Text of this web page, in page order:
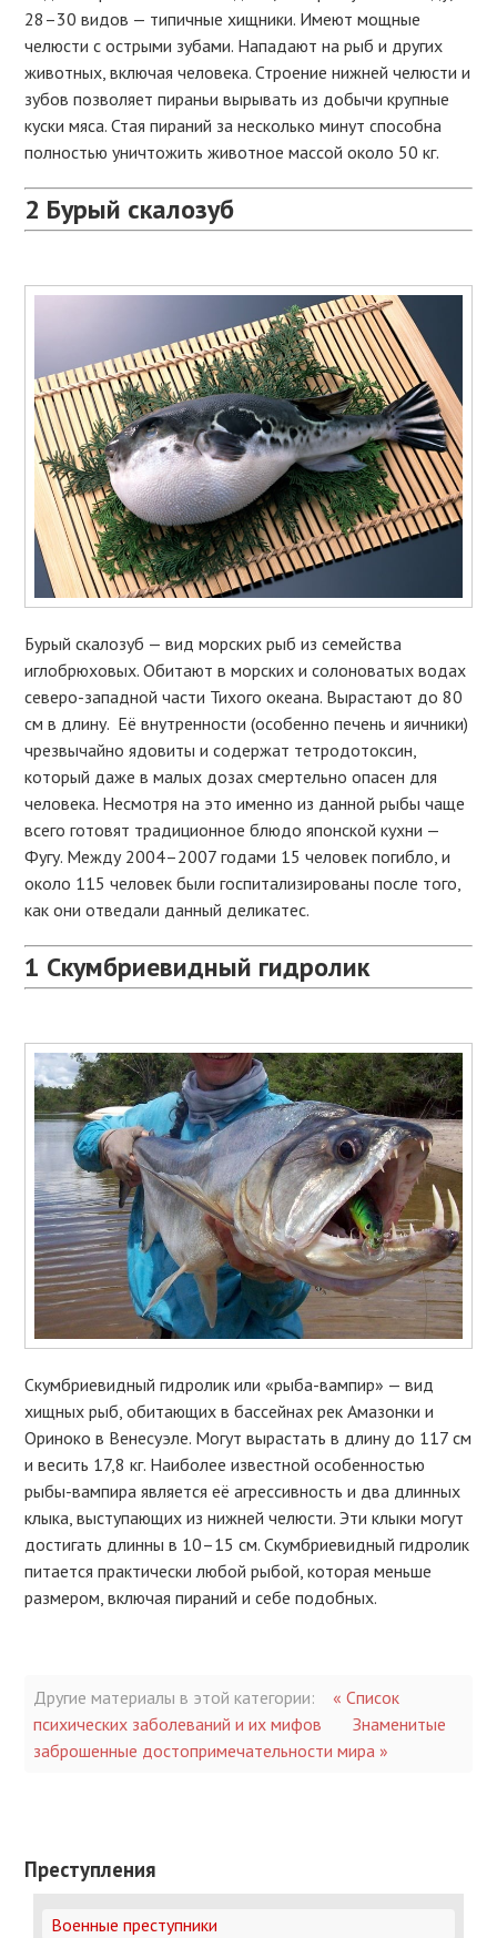
28–30 видов — типичные хищники. Имеют мощные
челюсти с острыми зубами. Нападают на рыб и других
животных, включая человека. Строение нижней челюсти и
зубов позволяет пираньи вырывать из добычи крупные
куски мяса. Стая пираний за несколько минут способна
полностью уничтожить животное массой около 50 кг.
2 Бурый скалозуб
Бурый скалозуб — вид морских рыб из семейства
иглобрюховых. Обитают в морских и солоноватых водах
северо-западной части Тихого океана. Вырастают до 80
см в длину. Её внутренности (особенно печень и яичники)
чрезвычайно ядовиты и содержат тетродотоксин,
который даже в малых дозах смертельно опасен для
человека. Несмотря на это именно из данной рыбы чаще
всего готовят традиционное блюдо японской кухни —
Фугу. Между 2004–2007 годами 15 человек погибло, и
около 115 человек были госпитализированы после того,
как они отведали данный деликатес.
1 Скумбриевидный гидролик
Скумбриевидный гидролик или «рыба-вампир» — вид
хищных рыб, обитающих в бассейнах рек Амазонки и
Ориноко в Венесуэле. Могут вырастать в длину до 117 см
и весить 17,8 кг. Наиболее известной особенностью
рыбы-вампира является её агрессивность и два длинных
клыка, выступающих из нижней челюсти. Эти клыки могут
достигать длинны в 10–15 см. Скумбриевидный гидролик
питается практически любой рыбой, которая меньше
размером, включая пираний и себе подобных.
Другие материалы в этой категории:
« Список
психических заболеваний и их мифов
Знаменитые
заброшенные достопримечательности мира »
Преступления
Военные преступники